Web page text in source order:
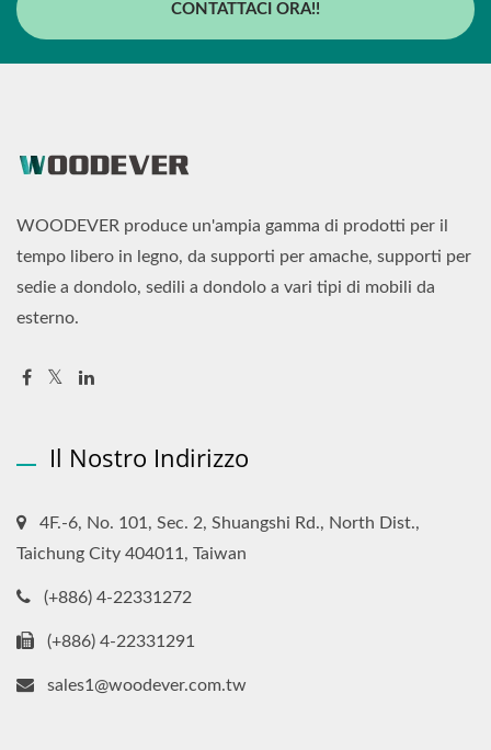
CONTATTACI ORA!!
WOODEVER produce un'ampia gamma di prodotti per il
tempo libero in legno, da supporti per amache, supporti per
sedie a dondolo, sedili a dondolo a vari tipi di mobili da
esterno.
Il Nostro Indirizzo
4F.-6, No. 101, Sec. 2, Shuangshi Rd., North Dist.,
Taichung City 404011, Taiwan
(+886) 4-22331272
(+886) 4-22331291
sales1@woodever.com.tw